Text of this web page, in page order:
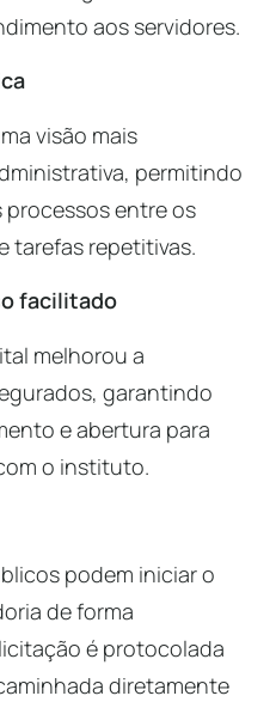
aos servidores.
visão mais
permitindo
entre os
tarefas repetitivas.
facilitado
melhorou a
garantindo
e abertura para
o instituto.
podem iniciar o
de forma
é protocolada
diretamente